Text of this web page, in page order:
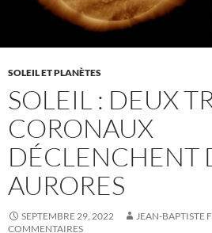
SOLEIL ET PLANÈTES
SOLEIL : DEUX
CORONAUX
DÉCLENCHENT
AURORES
SEPTEMBRE 29, 2022 JEAN-BAPTISTE
COMMENTAIRES